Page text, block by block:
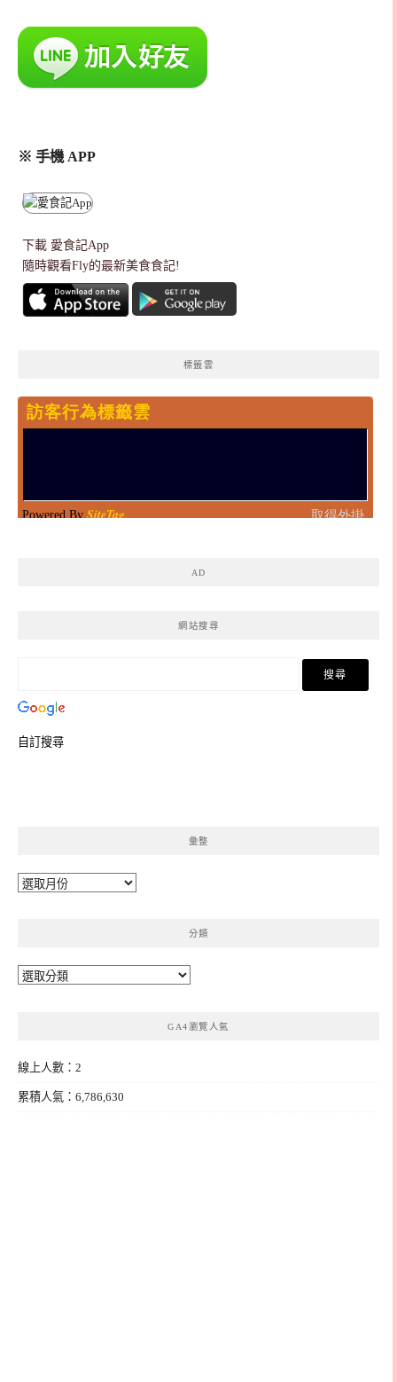
※ 手機 APP
下載 愛食記App
隨時觀看Fly的最新美食食記!
標籤雲
AD
網站搜尋
自訂搜尋
彙整
彙
分類
分
GA4瀏覽人氣
線上人數：2
累積人氣：6,786,630